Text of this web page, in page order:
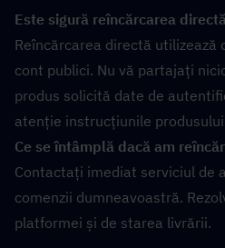
Este sigură reîncărcarea
Reîncărcarea directă
cont publici. Nu vă partajați
produs solicită date de
atenție instrucțiunile
Ce se întâmplă dacă am
Contactați imediat serviciul de
comenzii dumneavoastră.
platformei și de starea livrării.